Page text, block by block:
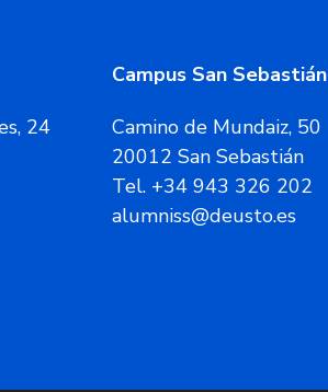
24
Campus San Sebastián
Camino de Mundaiz, 50
20012 San Sebastián
Tel. +34 943 326 202
alumniss@deusto.es